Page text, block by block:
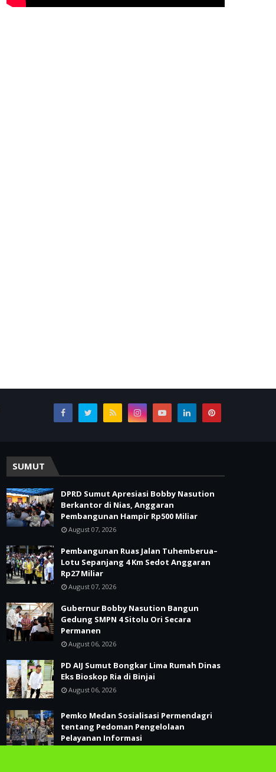
SUMUT
DPRD Sumut Apresiasi Bobby Nasution
Berkantor di Nias, Anggaran
Pembangunan Hampir Rp500 Miliar
August 07, 2026
Pembangunan Ruas Jalan Tuhemberua–
Lotu Sepanjang 4 Km Sedot Anggaran
Rp27 Miliar
August 07, 2026
Gubernur Bobby Nasution Bangun
Gedung SMPN 4 Sitolu Ori Secara
Permanen
August 06, 2026
PD AIJ Sumut Bongkar Lima Rumah Dinas
Eks Bioskop Ria di Binjai
August 06, 2026
Pemko Medan Sosialisasi Permendagri
tentang Pedoman Pengelolaan
Pelayanan Informasi